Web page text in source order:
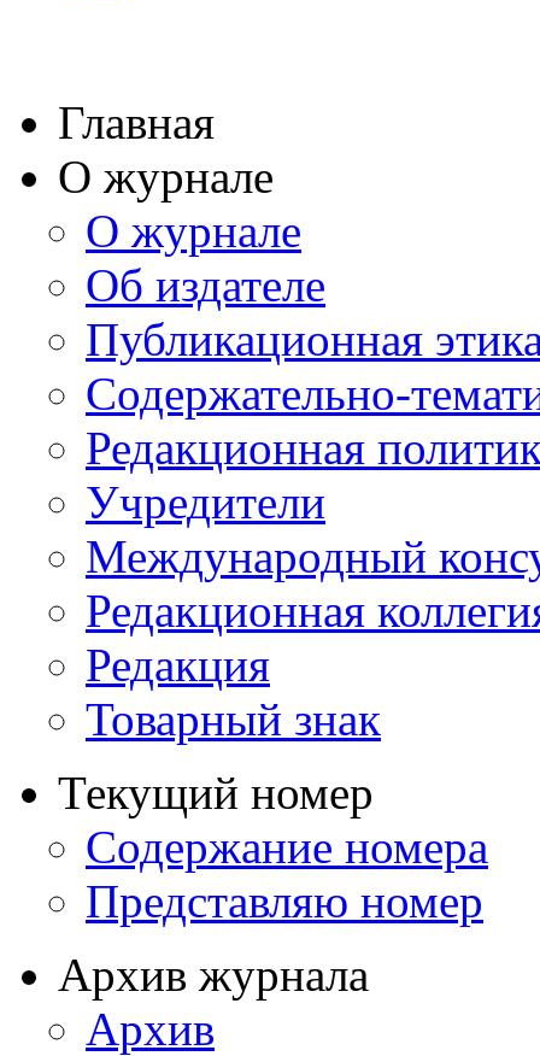
Главная
О журнале
О журнале
Об издателе
Публикационная
Содержательно-
Редакционная
Учредители
Международный
Редакционная
Редакция
Товарный знак
Текущий номер
Содержание номера
Представляю номер
Архив журнала
Архив